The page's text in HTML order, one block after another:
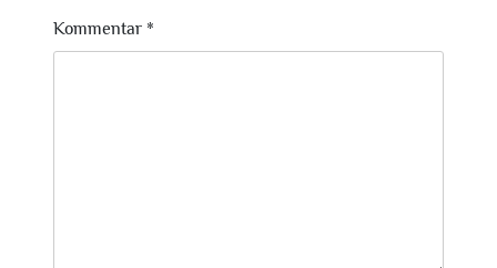
Kommentar *